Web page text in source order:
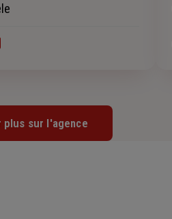
plus sur l'agence